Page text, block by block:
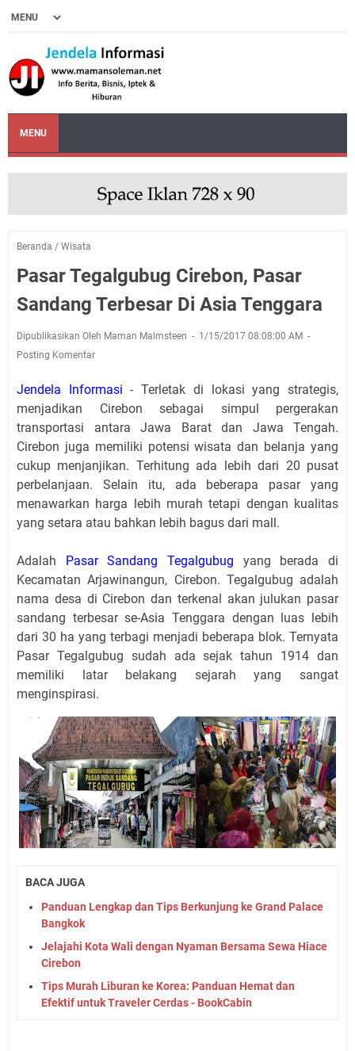
MENU
Beranda / Wisata
Pasar Tegalgubug Cirebon, Pasar
Sandang Terbesar Di Asia Tenggara
Dipublikasikan Oleh Maman Malmsteen
1/15/2017 08:08:00 AM
Posting Komentar
Jendela Informasi - Terletak di lokasi yang strategis,
menjadikan Cirebon sebagai simpul pergerakan
transportasi antara Jawa Barat dan Jawa Tengah.
Cirebon juga memiliki potensi wisata dan belanja yang
cukup menjanjikan. Terhitung ada lebih dari 20 pusat
perbelanjaan. Selain itu, ada beberapa pasar yang
menawarkan harga lebih murah tetapi dengan kualitas
yang setara atau bahkan lebih bagus dari mall.
Adalah Pasar Sandang Tegalgubug yang berada di
Kecamatan Arjawinangun, Cirebon. Tegalgubug adalah
nama desa di Cirebon dan terkenal akan julukan pasar
sandang terbesar se-Asia Tenggara dengan luas lebih
dari 30 ha yang terbagi menjadi beberapa blok. Ternyata
Pasar Tegalgubug sudah ada sejak tahun 1914 dan
memiliki latar belakang sejarah yang sangat
menginspirasi.
BACA JUGA
Panduan Lengkap dan Tips Berkunjung ke Grand Palace
Bangkok
Jelajahi Kota Wali dengan Nyaman Bersama Sewa Hiace
Cirebon
Tips Murah Liburan ke Korea: Panduan Hemat dan
Efektif untuk Traveler Cerdas - BookCabin